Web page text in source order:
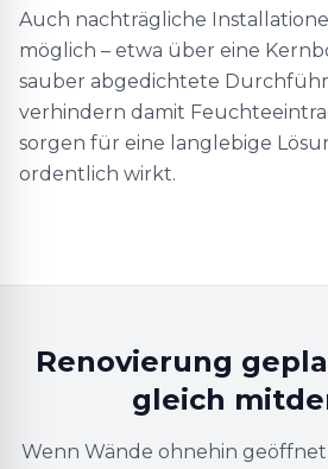
Auch nachträgliche
möglich – etwa über eine
sauber abgedichtete
verhindern damit
sorgen für eine langlebige
ordentlich wirkt.
Renovierung
gleich
Wenn Wände ohnehin